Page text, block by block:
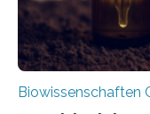
Biowissenschaften